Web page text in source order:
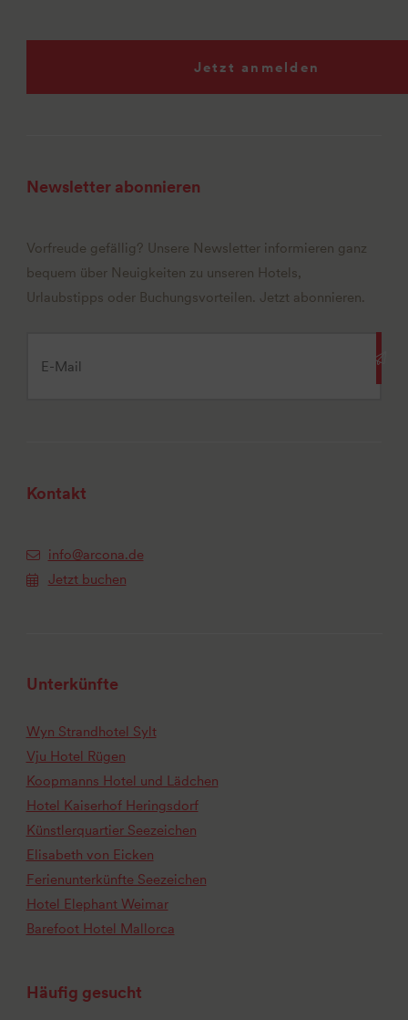
Jetzt anmelden
Newsletter abonnieren
Vorfreude gefällig? Unsere Newsletter informieren ganz
bequem über Neuigkeiten zu unseren Hotels,
Urlaubstipps oder Buchungsvorteilen. Jetzt abonnieren.
Kontakt
info@arcona.de
Jetzt buchen
Unterkünfte
Wyn Strandhotel Sylt
Vju Hotel Rügen
Koopmanns Hotel und Lädchen
Hotel Kaiserhof Heringsdorf
Künstlerquartier Seezeichen
Elisabeth von Eicken
Ferienunterkünfte Seezeichen
Hotel Elephant Weimar
Barefoot Hotel Mallorca
Häufig gesucht